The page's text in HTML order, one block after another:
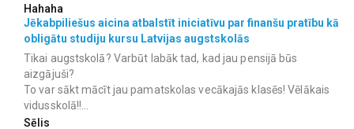
Hahaha
Jēkabpiliešus aicina atbalstīt iniciatīvu par finanšu pratību kā
obligātu studiju kursu Latvijas augstskolās
Tikai augstskolā? Varbūt labāk tad, kad jau pensijā būs
aizgājuši?
To var sākt mācīt jau pamatskolas vecākajās klasēs! Vēlākais
vidusskolā!!...
Sēlis